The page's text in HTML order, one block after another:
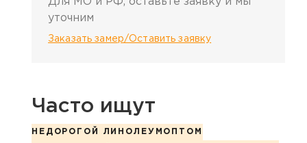
уточним
Заказать замер/Оставить заявку
Часто ищут
НЕДОРОГОЙ ЛИНОЛЕУМ ОПТОМ